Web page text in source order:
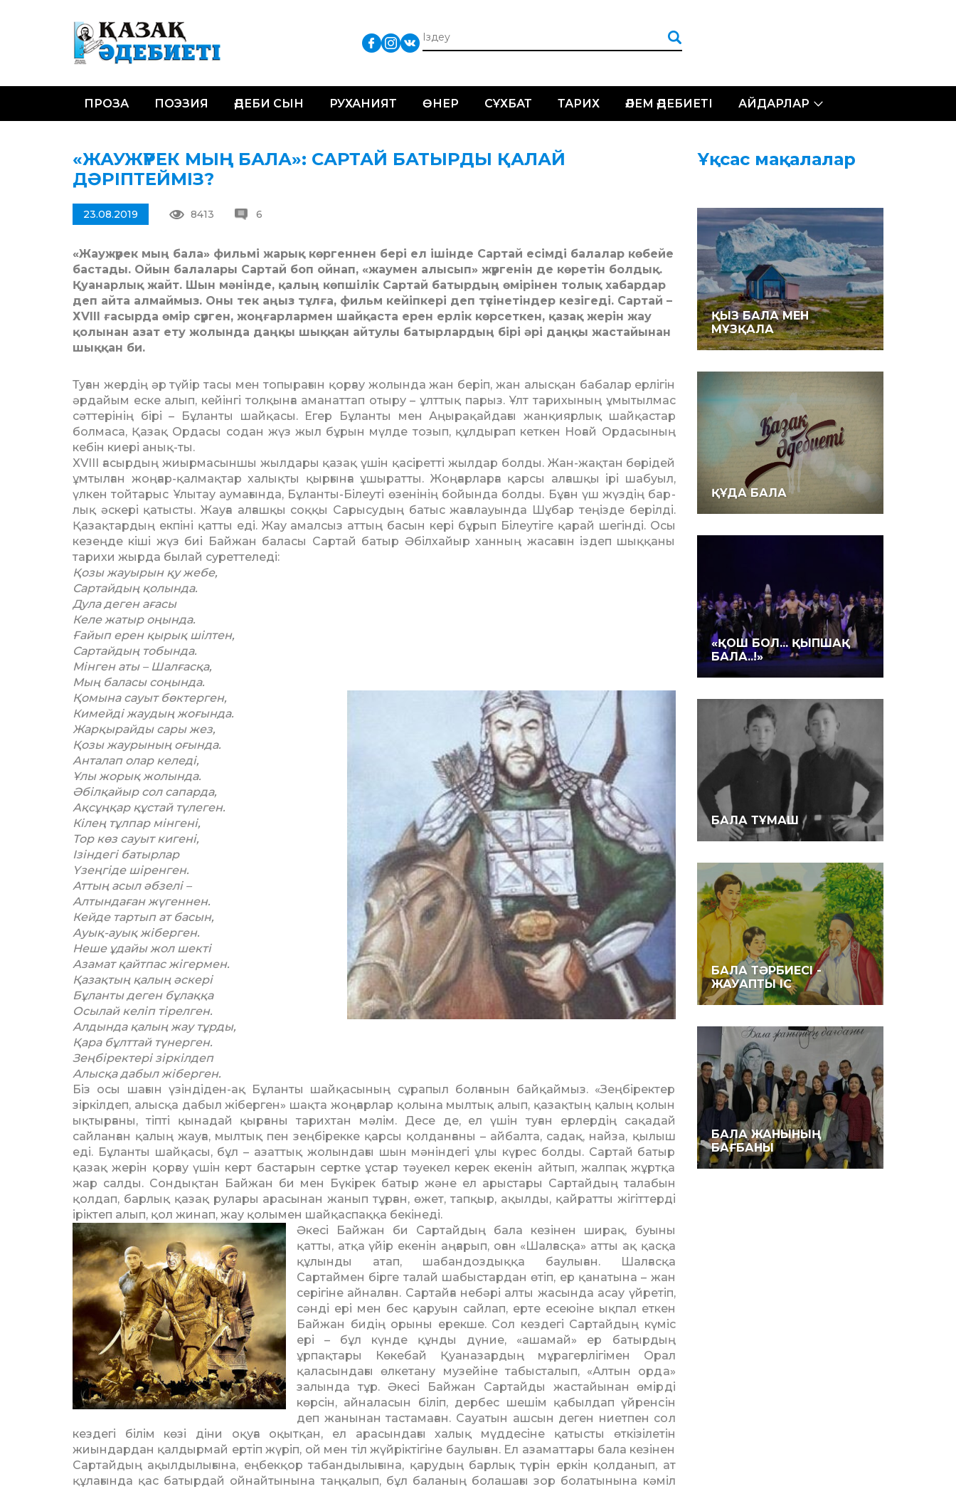
ПРОЗА ПОЭЗИЯ ӘДЕБИ СЫН РУХАНИЯТ ӨНЕР СҰХБАТ ТАРИХ ӘЛЕМ ӘДЕБИЕТІ АЙДАРЛАР
«ЖАУЖҮРЕК МЫҢ БАЛА»: САРТАЙ БАТЫРДЫ ҚАЛАЙ
ДӘРІПТЕЙМІЗ?
23.08.2019 8413 6
«Жаужүрек мың бала» фильмі жарық көргеннен бері ел ішінде Сартай есімді балалар көбейе
бастады. Ойын балалары Сартай боп ойнап, «жаумен алысып» жүргенін де көретін болдық.
Қуанарлық жайт. Шын мәнінде, қалың көпшілік Сартай батырдың өмірінен толық хабардар
деп айта алмаймыз. Оны тек аңыз тұлға, фильм кейіпкері деп түсінетіндер кезігеді. Сартай –
ХVIII ғасырда өмір сүрген, жоңғарлармен шайқаста ерен ерлік көрсеткен, қазақ жерін жау
қолынан азат ету жолында даңқы шыққан айтулы батырлардың бірі әрі даңқы жастайынан
шыққан би.
Туған жердің әр түйір тасы мен топырағын қорғау жолында жан беріп, жан алысқан бабалар ерлігін
әрдайым еске алып, кейінгі толқынға аманаттап отыру – ұлттық парыз. Ұлт тарихының ұмытылмас
сәттерінің бірі – Бұланты шайқасы. Егер Бұланты мен Аңырақайдағы жанқиярлық шайқастар
болмаса, Қазақ Ордасы содан жүз жыл бұрын мүлде тозып, құлдырап кеткен Ноғай Ордасының
кебін киері анық-ты.
XVIII ғасырдың жиырмасыншы жылдары қазақ үшін қасіретті жылдар болды. Жан-жақтан бөрідей
ұмтылған жоңғар-қалмақтар халықты қырғынға ұшыратты. Жоңғарларға қарсы алғашқы ірі шабуыл,
үлкен той­тарыс Ұлытау аумағында, Бұ­ланты-Білеуті өзенінің бойын­да болды. Бұған үш жүздің бар­
лық әскері қатысты. Жауға алғаш­қы соққы Сарысудың батыс жаға­лауында Шұбар теңізде берілді.
Қазақтардың екпіні қатты еді. Жау амалсыз аттың басын кері бұ­рып Білеутіге қарай шегінді. Осы
кезеңде кіші жүз биі Байжан баласы Сартай батыр Әбілхайыр ханның жасағын іздеп шыққаны
тарихи жырда былай суреттеледі:
Қозы жауырын қу жебе,
Сартайдың қолында.
Дула деген ағасы
Келе жатыр оңында.
Ғайып ерен қырық шілтен,
Сартайдың тобында.
Мінген аты – Шалғасқа,
Мың баласы соңында.
Қомына сауыт бөктерген,
Кимейді жаудың жоғында.
Жарқырайды сары жез,
Қозы жаурының оғында.
Анталап олар келеді,
Ұлы жорық жолында.
Әбілқайыр сол сапарда,
Ақсұңқар құстай түлеген.
Кілең тұлпар мінгені,
Тор көз сауыт кигені,
Ізіндегі батырлар
Үзеңгіде шіренген.
Аттың асыл әбзелі –
Алтындаған жүгеннен.
Кейде тартып ат басын,
Ауық-ауық жіберген.
Неше ұдайы жол шекті
Азамат қайтпас жігермен.
Қазақтың қалың әскері
Бұланты деген бұлаққа
Осылай келіп тірелген.
Алдында қалың жау тұрды,
Қара бұлттай түнерген.
Зеңбіректері зіркілдеп
Алысқа дабыл жіберген.
Біз осы шағын үзіндіден-ақ Бұланты шайқасының сұра­пыл болғанын байқаймыз. «Зеңбі­ректер
зіркілдеп, алысқа дабыл жіберген» шақта жоңғарлар қолы­на мылтық алып, қазақтың қалың қолын
ықтырғаны, тіпті қынадай қырғаны тарихтан мәлім. Десе де, ел үшін туған ерлердің сақадай
сайланған қалың жауға, мылтық пен зеңбірекке қарсы қолданғаны – айбалта, садақ, найза, қылыш
еді. Бұланты шайқасы, бұл – азаттық жолындағы шын мәніндегі ұлы күрес болды. Сартай батыр
қазақ жерін қорғау үшін керт бастарын сертке ұстар тәуекел керек екенін айтып, жалпақ жұртқа
жар салды. Сондықтан Байжан би мен Бүкірек батыр және ел арыстары Сартайдың талабын
қолдап, барлық қазақ рулары арасынан жанып тұрған, өжет, тапқыр, ақылды, қайратты жігіттерді
іріктеп алып, қол жинап, жау қолымен шайқаспаққа бекінеді.
Әкесі Байжан би Сартайдың бала кезінен ширақ, буыны
қатты, атқа үйір екенін аңғарып, оған «Шалғасқа» атты ақ қасқа
құлынды атап, шабандоздыққа баулыған. Шалғасқа
Сартаймен бірге талай шабыстардан өтіп, ер қанатына – жан
серігіне айналған. Сартайға небәрі алты жасында асау үйретіп,
сәнді ері мен бес қаруын сайлап, ерте есеюіне ықпал еткен
Байжан бидің орыны ерекше. Сол кездегі Сартайдың күміс
ері – бұл күнде құнды дүние, «ашамай» ер батырдың
ұрпақтары Көкебай Қуаназардың мұрагерлігімен Орал
қаласындағы өлкетану музейіне табысталып, «Алтын орда»
залында тұр. Әкесі Байжан Сартайды жастайынан өмірді
көрсін, айналасын біліп, дербес шешім қабылдап үйренсін
деп жанынан тастамаған. Сауатын ашсын деген ниетпен сол
кездегі білім көзі діни оқуға оқытқан, ел арасындағы халық мүддесіне қатысты өткізілетін
жиындардан қалдырмай ертіп жүріп, ой мен тіл жүйріктігіне баулыған. Ел азаматтары бала кезінен
Сартайдың ақылдылығына, еңбекқор табан­ды­лығына, қарудың барлық түрін еркін қолданып, ат
құлағында қас батырдай ойнайтынына таң­қалып, бұл баланың болашағы зор болатынына кәміл
Ұқсас мақалалар
ҚЫЗ БАЛА МЕН
МҰЗҚАЛА
ҚҰДА БАЛА
«ҚОШ БОЛ... ҚЫПШАҚ
БАЛА..!»
БАЛА ТҰМАШ
БАЛА ТӘРБИЕСІ -
ЖАУАПТЫ ІС
БАЛА ЖАНЫНЫҢ
БАҒБАНЫ